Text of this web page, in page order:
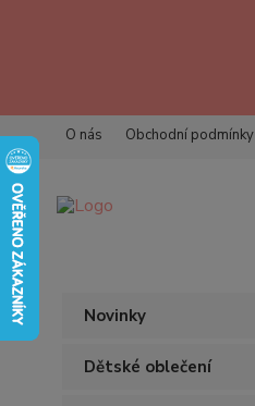
O nás Obchodní podmínky
Novinky
Dětské oblečení